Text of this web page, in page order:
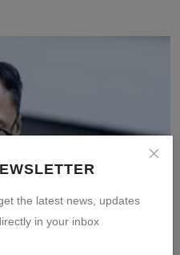
the latest news, updates
in your inbox